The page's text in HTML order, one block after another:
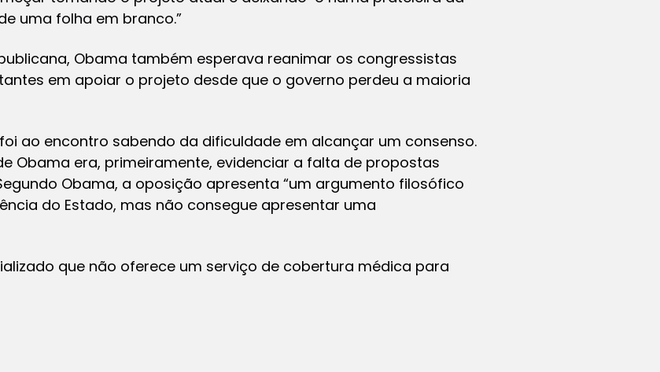
uma folha em branco.”
Obama também esperava reanimar os congressistas
em apoiar o projeto desde que o governo perdeu a maioria
ao encontro sabendo da dificuldade em alcançar um consenso.
Obama era, primeiramente, evidenciar a falta de propostas
Obama, a oposição apresenta “um argumento filosófico
do Estado, mas não consegue apresentar uma
que não oferece um serviço de cobertura médica para